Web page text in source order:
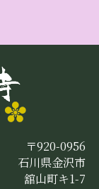
〒920-0956
石川県金沢市
舘山町キ1-7